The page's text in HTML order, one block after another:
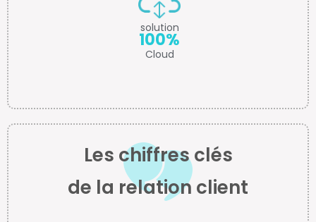
solution
100%
Cloud
Les chiffres clés
de la relation client